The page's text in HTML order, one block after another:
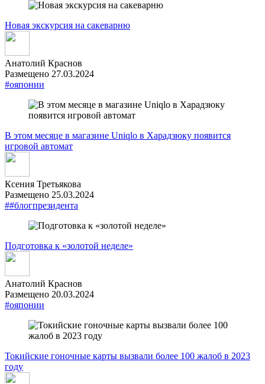
Новая экскурсия на сакеварню
Анатолий Краснов
Размещено 27.03.2024
#ояпонии
В этом месяце в магазине Uniqlo в Харадзюку появится
игровой автомат
Ксения Третьякова
Размещено 25.03.2024
##блогпрезидента
Подготовка к «золотой неделе»
Анатолий Краснов
Размещено 20.03.2024
#ояпонии
Токийские гоночные карты вызвали более 100 жалоб в 2023
году